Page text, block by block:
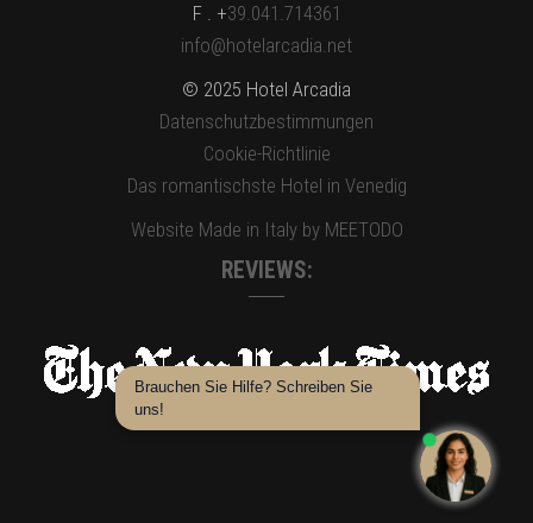
F . +39.041.714361
info@hotelarcadia.net
© 2025 Hotel Arcadia
Datenschutzbestimmungen
Cookie-Richtlinie
Das romantischste Hotel in Venedig
Website Made in Italy by MEETODO
REVIEWS:
Brauchen Sie Hilfe? Schreiben Sie
uns!